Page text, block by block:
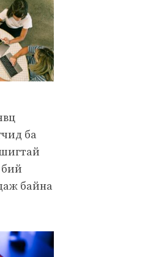
ба
бий
байна